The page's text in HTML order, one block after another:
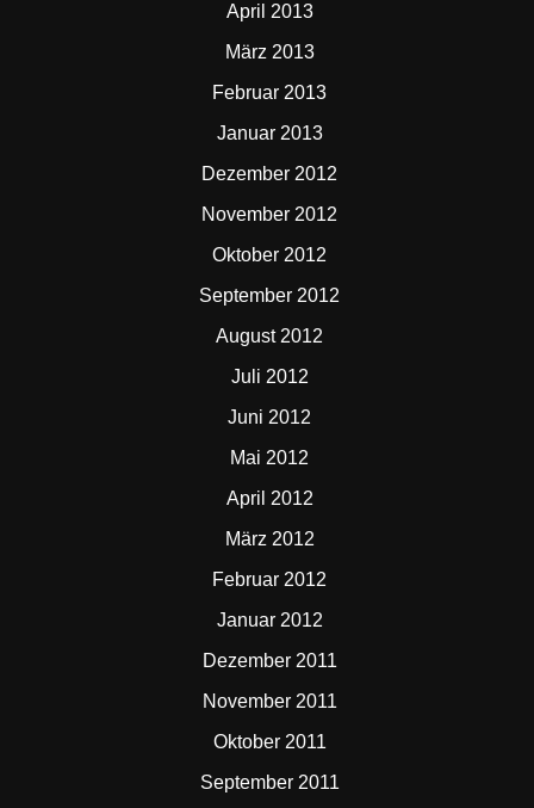
April 2013
März 2013
Februar 2013
Januar 2013
Dezember 2012
November 2012
Oktober 2012
September 2012
August 2012
Juli 2012
Juni 2012
Mai 2012
April 2012
März 2012
Februar 2012
Januar 2012
Dezember 2011
November 2011
Oktober 2011
September 2011